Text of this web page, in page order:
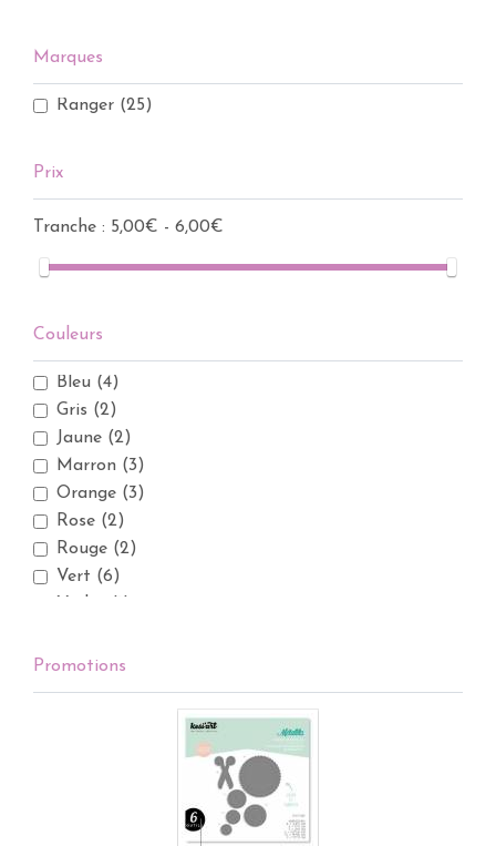
Marques
Ranger (25)
Prix
Tranche : 5,00€ - 6,00€
Couleurs
Bleu (4)
Gris (2)
Jaune (2)
Marron (3)
Orange (3)
Rose (2)
Rouge (2)
Vert (6)
Promotions